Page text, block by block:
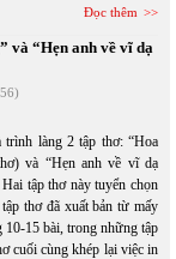
Đọc thêm
và “Hẹn anh về vĩ dạ
làng 2 tập thơ: “Hoa
và “Hẹn anh về vĩ dạ
tập thơ này tuyển chọn
thơ đã xuất bản từ mấy
10-15 bài, trong những tập
cuối cùng khép lại việc in